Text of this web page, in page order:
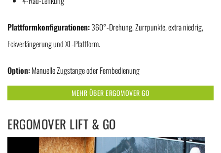
Plattformkonfigurationen:360°-Drehung, Zurrpunkte, extra niedrig,
Eckverlängerung und XL-Plattform.
Option:Manuelle Zugstange oder Fernbedienung
MEHR ÜBER ERGOMOVER GO
ERGOMOVER LIFT & GO